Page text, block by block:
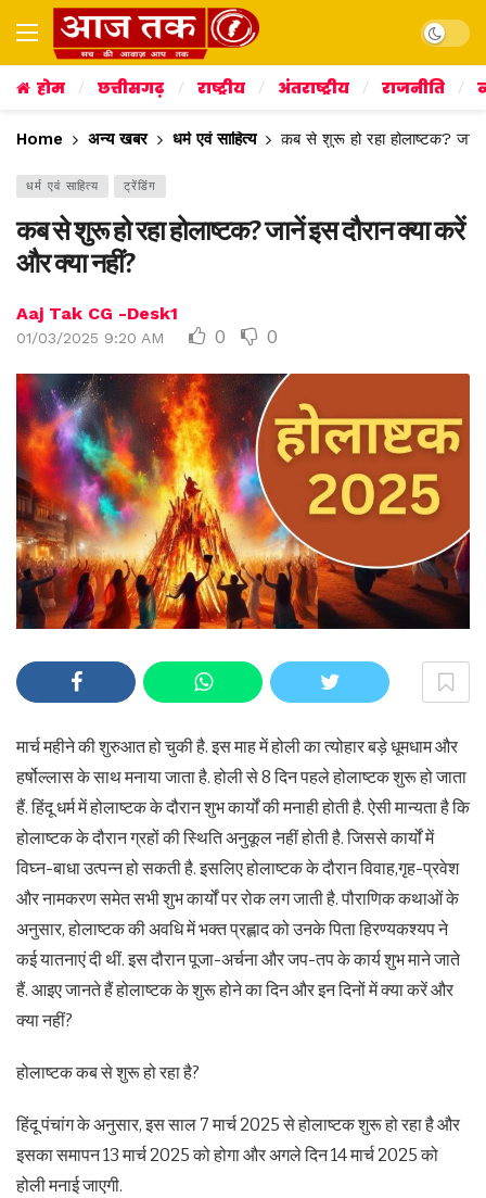
Dark
होम छत्तीसगढ़ राष्ट्रीय अंतराष्ट्रीय राजनीति
Home अन्य खबर धर्म एवं साहित्य कब से शुरू हो रहा होलाष्टक?
धर्म एवं साहित्य ट्रेंडिंग
कब से शुरू हो रहा होलाष्टक? जानें इस दौरान क्या करें
और क्या नहीं?
Aaj Tak CG -Desk1
01/03/2025 9:20 AM 0 0
मार्च महीने की शुरुआत हो चुकी है. इस माह में होली का त्योहार बड़े धूमधाम और
हर्षोल्लास के साथ मनाया जाता है. होली से 8 दिन पहले होलाष्टक शुरू हो जाता
हैं. हिंदू धर्म में होलाष्टक के दौरान शुभ कार्यों की मनाही होती है. ऐसी मान्यता है कि
होलाष्टक के दौरान ग्रहों की स्थिति अनुकूल नहीं होती है. जिससे कार्यों में
विघ्न-बाधा उत्पन्न हो सकती है. इसलिए होलाष्टक के दौरान विवाह,गृह-प्रवेश
और नामकरण समेत सभी शुभ कार्यों पर रोक लग जाती है. पौराणिक कथाओं के
अनुसार, होलाष्टक की अवधि में भक्त प्रह्लाद को उनके पिता हिरण्यकश्यप ने
कई यातनाएं दी थीं. इस दौरान पूजा-अर्चना और जप-तप के कार्य शुभ माने जाते
हैं. आइए जानते हैं होलाष्टक के शुरू होने का दिन और इन दिनों में क्या करें और
क्या नहीं?
होलाष्टक कब से शुरू हो रहा है?
हिंदू पंचांग के अनुसार, इस साल 7 मार्च 2025 से होलाष्टक शुरू हो रहा है और
इसका समापन 13 मार्च 2025 को होगा और अगले दिन 14 मार्च 2025 को
होली मनाई जाएगी.